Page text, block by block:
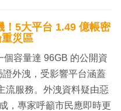
！5大平台 1.49 億帳密
災區
容量達 96GB 的公開資
外洩，受影響平台涵蓋
流服務。外洩資料疑由惡
，專家呼籲市民應即時更